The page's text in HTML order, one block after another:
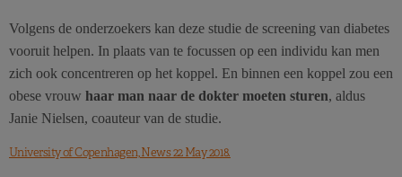
Volgens de onderzoekers kan deze studie de screening van diabetes
vooruit helpen. In plaats van te focussen op een individu kan men
zich ook concentreren op het koppel. En binnen een koppel zou een
obese vrouw haar man naar de dokter moeten sturen, aldus
Janie Nielsen, coauteur van de studie.
University of Copenhagen, News 22 May 2018.